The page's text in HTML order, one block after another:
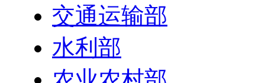
交通运输部
水利部